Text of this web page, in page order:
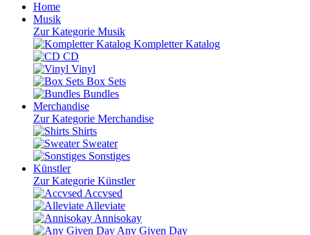
Home
Musik
Zur Kategorie Musik
Kompletter Katalog
CD
Vinyl
Box Sets
Bundles
Merchandise
Zur Kategorie Merchandise
Shirts
Sweater
Sonstiges
Künstler
Zur Kategorie Künstler
Accvsed
Alleviate
Annisokay
Any Given Day